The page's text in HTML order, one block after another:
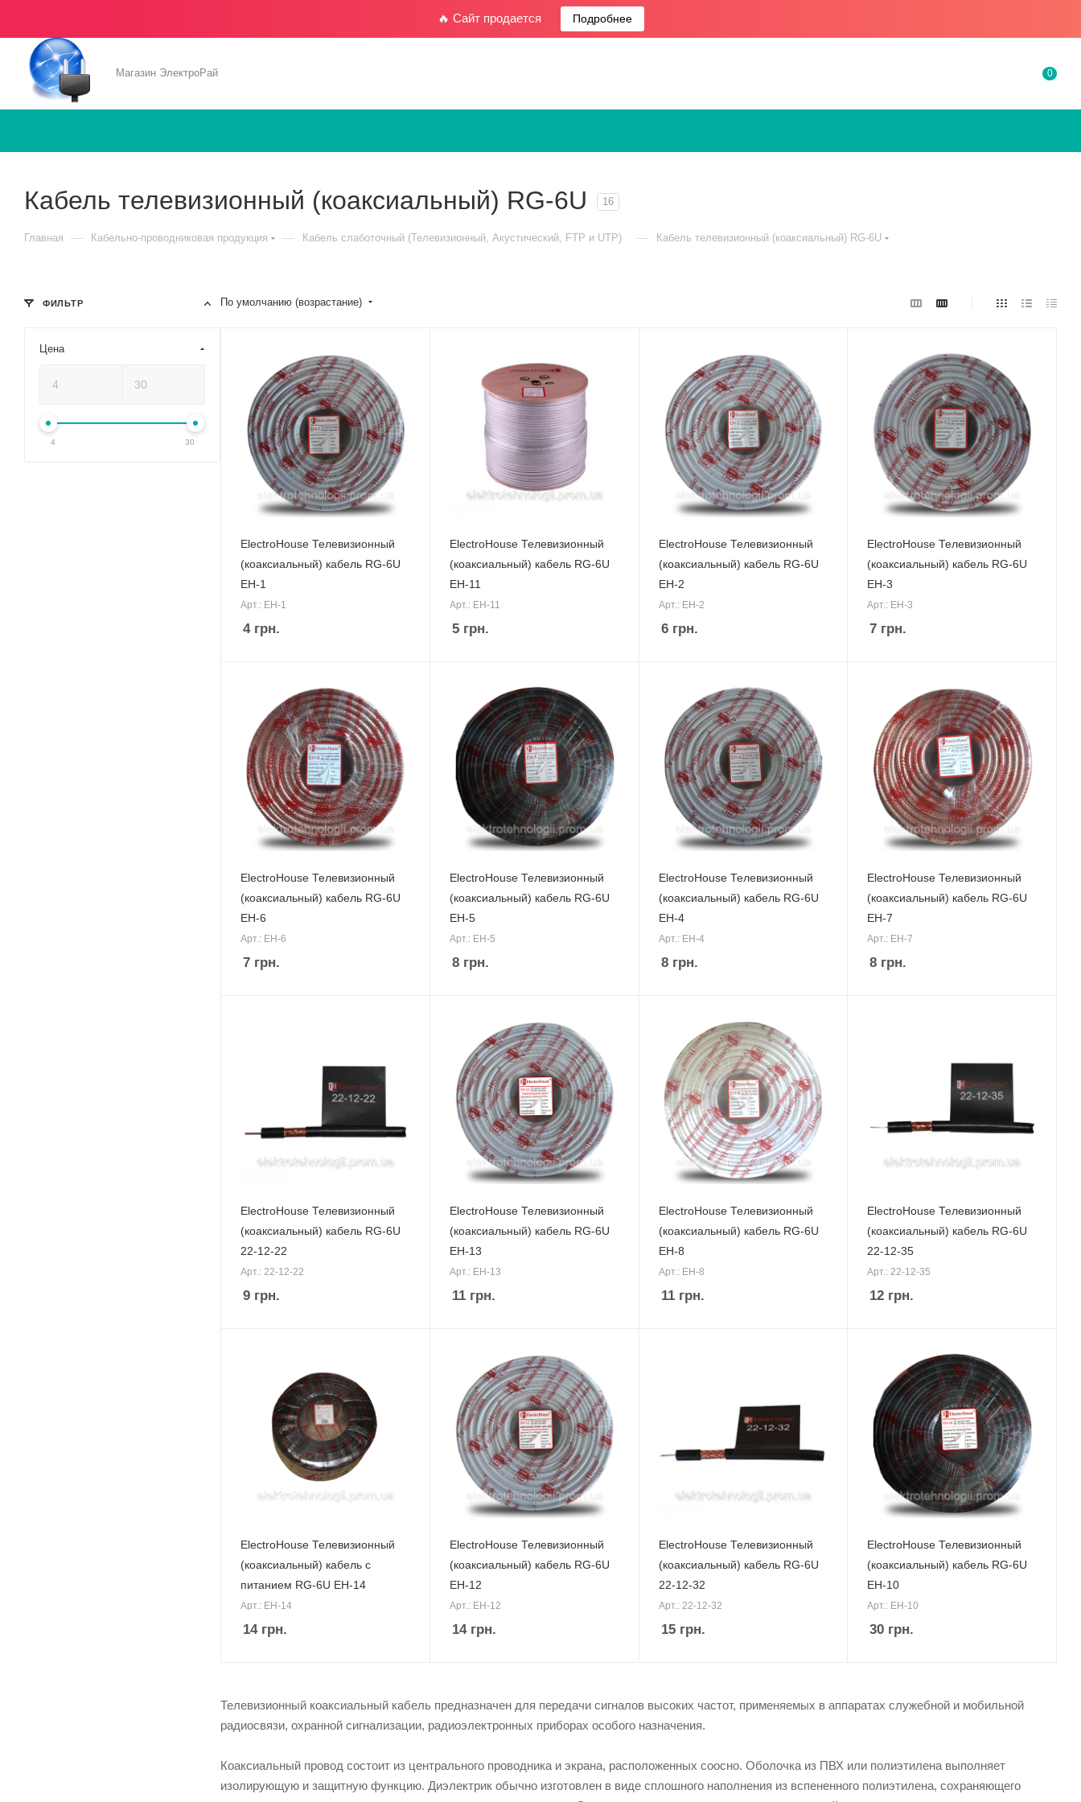
🔥 Сайт продается Подробнее
Магазин ЭлектроРай 0
Кабель телевизионный (коаксиальный) RG-6U 16
Главная — Кабельно-проводниковая продукция — Кабель слаботочный (Телевизионный, Акустический, FTP и UTP) — Кабель телевизионный (коаксиальный) RG-6U
По умолчанию (возрастание)
ElectroHouse Телевизионный
(коаксиальный) кабель RG-6U
EH-1
Арт.: EH-1
4грн.
ElectroHouse Телевизионный
(коаксиальный) кабель RG-6U
EH-11
Арт.: EH-11
5грн.
ElectroHouse Телевизионный
(коаксиальный) кабель RG-6U
EH-2
Арт.: EH-2
6грн.
ElectroHouse Телевизионный
(коаксиальный) кабель RG-6U
EH-3
Арт.: EH-3
7 грн.
ElectroHouse Телевизионный
(коаксиальный) кабель RG-6U
EH-6
Арт.: EH-6
7 грн.
ElectroHouse Телевизионный
(коаксиальный) кабель RG-6U
EH-5
Арт.: EH-5
8грн.
ElectroHouse Телевизионный
(коаксиальный) кабель RG-6U
EH-4
Арт.: EH-4
8грн.
ElectroHouse Телевизионный
(коаксиальный) кабель RG-6U
EH-7
Арт.: EH-7
8 грн.
ElectroHouse Телевизионный
(коаксиальный) кабель RG-6U
22-12-22
Арт.: 22-12-22
9 грн.
ElectroHouse Телевизионный
(коаксиальный) кабель RG-6U
EH-13
Арт.: EH-13
11грн.
ElectroHouse Телевизионный
(коаксиальный) кабель RG-6U
EH-8
Арт.: EH-8
11грн.
ElectroHouse Телевизионный
(коаксиальный) кабель RG-6U
22-12-35
Арт.: 22-12-35
12 грн.
ElectroHouse Телевизионный
(коаксиальный) кабель с
питанием RG-6U EH-14
Арт.: EH-14
14грн.
ElectroHouse Телевизионный
(коаксиальный) кабель RG-6U
EH-12
Арт.: EH-12
14грн.
ElectroHouse Телевизионный
(коаксиальный) кабель RG-6U
22-12-32
Арт.: 22-12-32
15грн.
ElectroHouse Телевизионный
(коаксиальный) кабель RG-6U
EH-10
Арт.: EH-10
30 грн.
Телевизионный коаксиальный кабель предназначен для передачи сигналов высоких частот, применяемых в аппаратах служебной и мобильной
радиосвязи, охранной сигнализации, радиоэлектронных приборах особого назначения.
Коаксиальный провод состоит из центрального проводника и экрана, расположенных соосно. Оболочка из ПВХ или полиэтилена выполняет
изолирующую и защитную функцию. Диэлектрик обычно изготовлен в виде сплошного наполнения из вспененного полиэтилена, сохраняющего
ФИЛЬТР
Цена
4 30